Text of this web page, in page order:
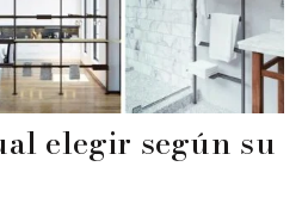
elegir según su